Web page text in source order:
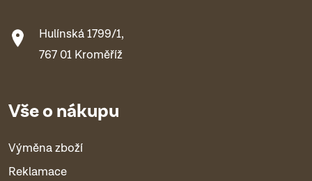
Hulínská 1799/1,
767 01 Kroměříž
Vše o nákupu
Výměna zboží
Reklamace